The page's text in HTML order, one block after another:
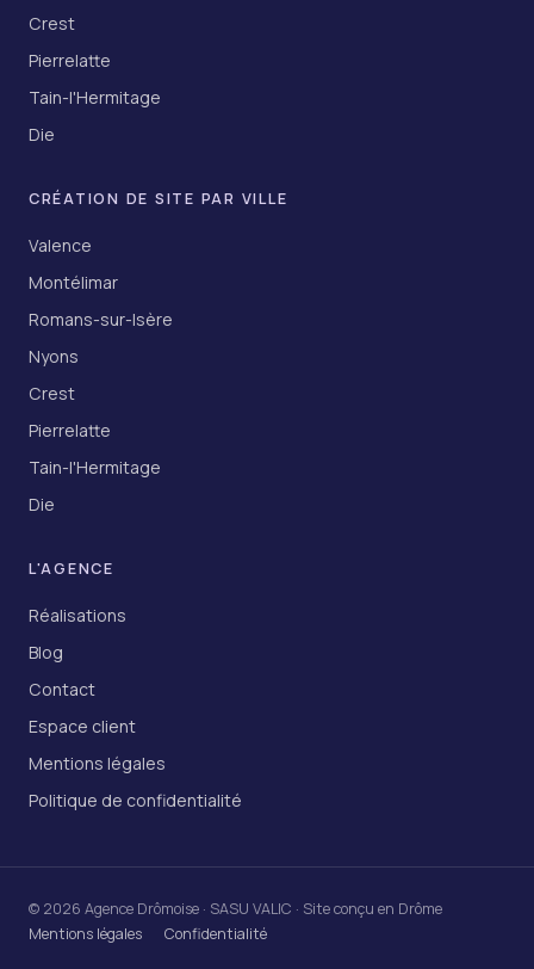
Crest
Pierrelatte
Tain-l'Hermitage
Die
CRÉATION DE SITE PAR VILLE
Valence
Montélimar
Romans-sur-Isère
Nyons
Crest
Pierrelatte
Tain-l'Hermitage
Die
L'AGENCE
Réalisations
Blog
Contact
Espace client
Mentions légales
Politique de confidentialité
© 2026 Agence Drômoise · SASU VALIC · Site conçu en Drôme
Mentions légales
Confidentialité